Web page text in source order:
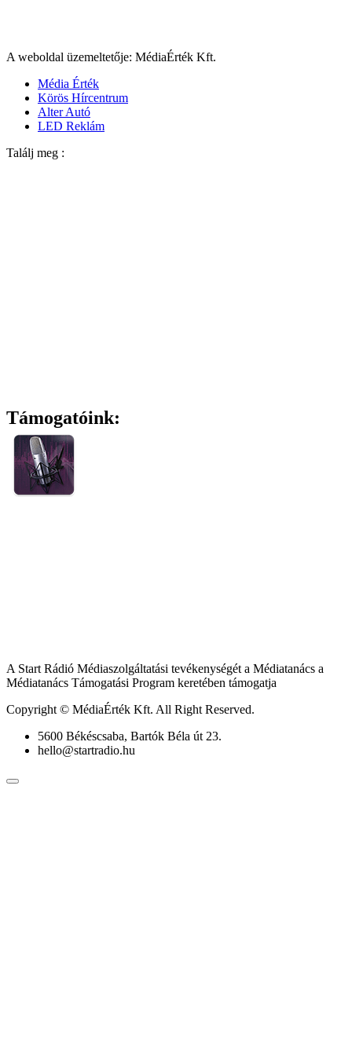
A weboldal üzemeltetője: MédiaÉrték Kft.
Média Érték
Körös Hírcentrum
Alter Autó
LED Reklám
Találj meg :
Támogatóink:
A Start Rádió Médiaszolgáltatási tevékenységét a Médiatanács a
Médiatanács Támogatási Program keretében támogatja
Copyright © MédiaÉrték Kft. All Right Reserved.
5600 Békéscsaba, Bartók Béla út 23.
hello@startradio.hu